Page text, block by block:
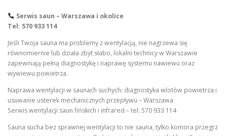
Serwis saun – Warszawa i okolice
Tel: 570 933 114
Jeśli Twoja sauna ma problemy z wentylacją, nie nagrzewa się
równomiernie lub działa zbyt słabo, lokalni technicy w Warszawie
zapewniają pełną diagnostykę i naprawę systemu nawiewu oraz
wywiewu powietrza.
Naprawa wentylacji w saunach suchych: diagnostyka wlotów powietrza i
usuwanie usterek mechanicznych przepływu – Warszawa
Serwis wentylacji saun fińskich i infrared – tel. 570 933 114
Sauna sucha bez sprawnej wentylacji to nie sauna, tylko komora przegrz